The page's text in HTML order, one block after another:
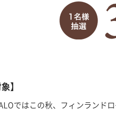
】
ではこの秋、フィンランド